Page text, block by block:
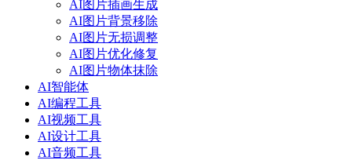
AI图片插画生成
AI图片背景移除
AI图片无损调整
AI图片优化修复
AI图片物体抹除
AI智能体
AI编程工具
AI视频工具
AI设计工具
AI音频工具